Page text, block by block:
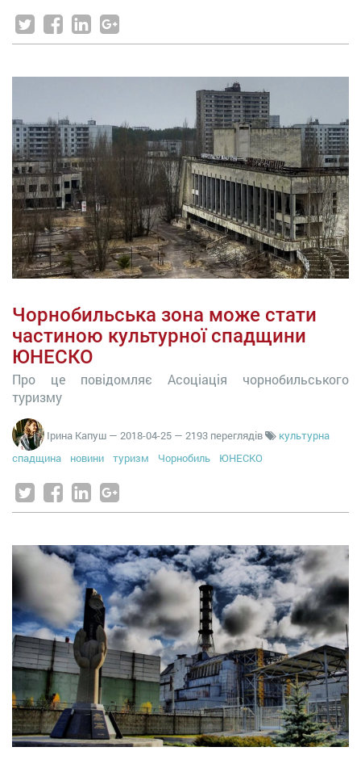
Чорнобильська зона може стати
частиною культурної спадщини
ЮНЕСКО
Про це повідомляє Асоціація чорнобильського
туризму
Ірина Капуш — 2018-04-25 — 2193 переглядів
культурна
спадщина
новини туризм Чорнобиль ЮНЕСКО